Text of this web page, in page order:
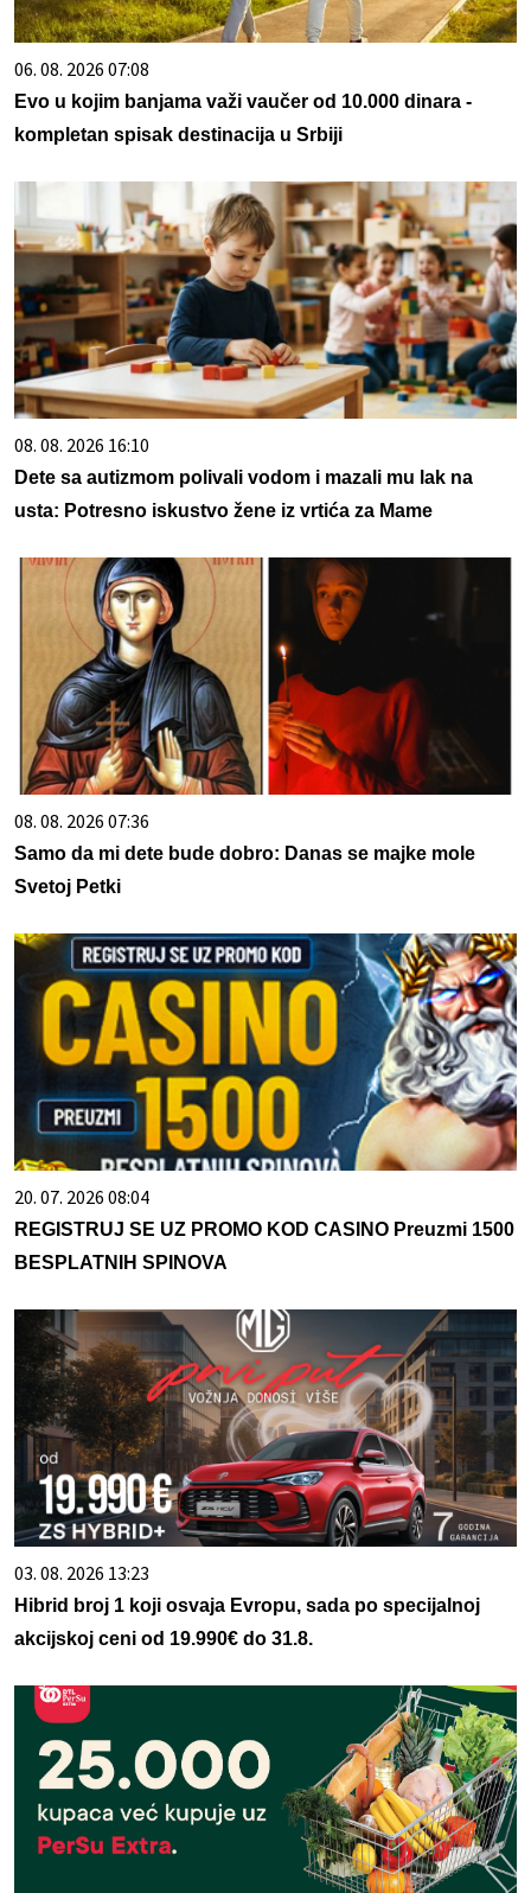
06. 08. 2026 07:08
Evo u kojim banjama važi vaučer od 10.000 dinara -
kompletan spisak destinacija u Srbiji
08. 08. 2026 16:10
Dete sa autizmom polivali vodom i mazali mu lak na
usta: Potresno iskustvo žene iz vrtića za Mame
08. 08. 2026 07:36
Samo da mi dete bude dobro: Danas se majke mole
Svetoj Petki
20. 07. 2026 08:04
REGISTRUJ SE UZ PROMO KOD CASINO Preuzmi 1500
BESPLATNIH SPINOVA
03. 08. 2026 13:23
Hibrid broj 1 koji osvaja Evropu, sada po specijalnoj
akcijskoj ceni od 19.990€ do 31.8.